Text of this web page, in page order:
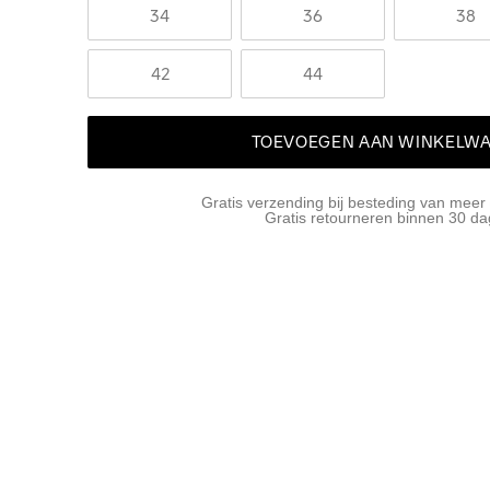
34 36 38
42 44
TOEVOEGEN AAN
Gratis verzending bij besteding van meer
Gratis retourneren binnen 30